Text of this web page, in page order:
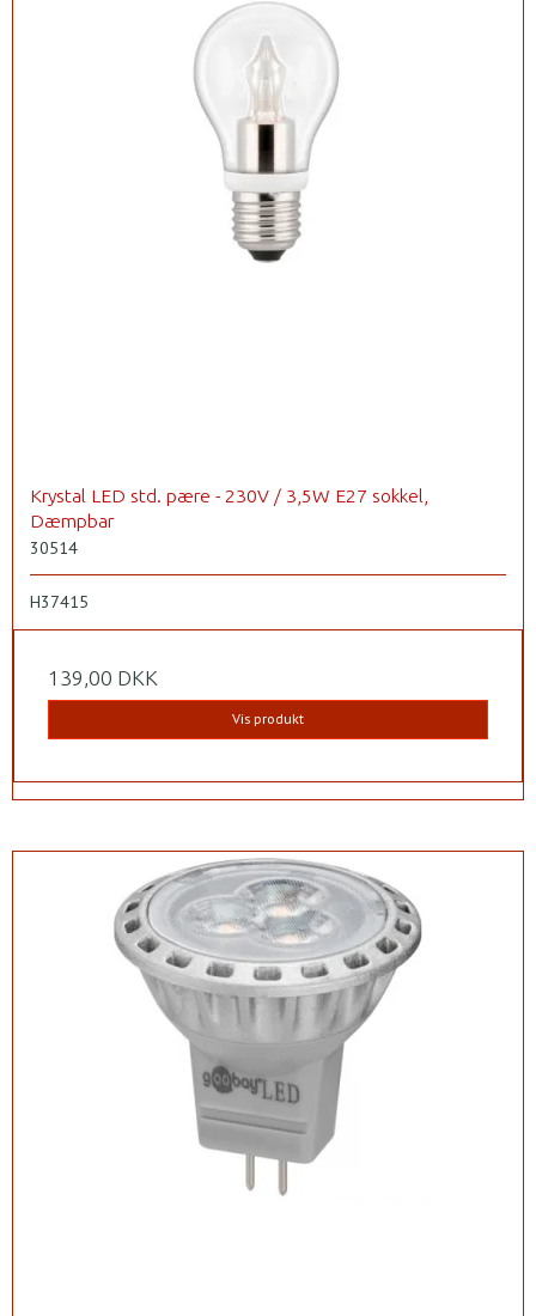
Krystal LED std. pære - 230V / 3,5W E27 sokkel,
Dæmpbar
30514
H37415
139,00 DKK
Vis produkt